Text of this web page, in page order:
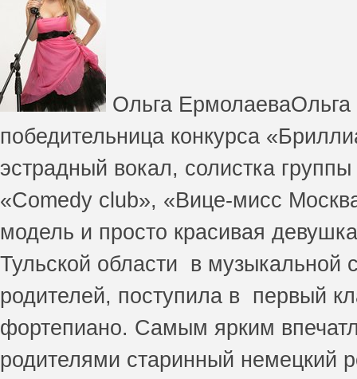
Ольга
победительница конкурса
эстрадный вокал, солистка
«Comedy club», «Вице-мисс
модель и просто красивая
Тульской области в музыкальной
родителей, поступила в первый
фортепиано. Самым ярким
родителями старинный немецкий